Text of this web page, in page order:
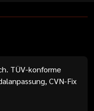
TÜV-konforme
CVN-Fix